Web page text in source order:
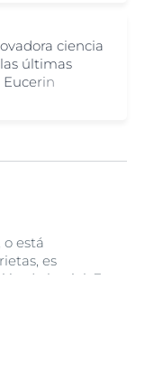
ciencia
últimas
está
es
de la piel. En
la